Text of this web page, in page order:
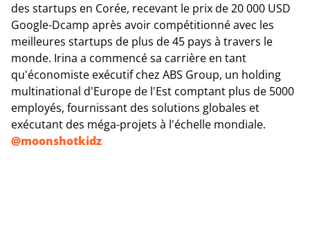
des startups en Corée, recevant le prix de 20 000 USD
Google-Dcamp après avoir compétitionné avec les
meilleures startups de plus de 45 pays à travers le
monde. Irina a commencé sa carrière en tant
qu'économiste exécutif chez ABS Group, un holding
multinational d'Europe de l'Est comptant plus de 5000
employés, fournissant des solutions globales et
exécutant des méga-projets à l'échelle mondiale.
@moonshotkidz